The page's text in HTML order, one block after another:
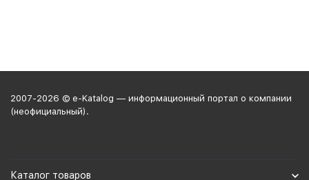
2007-2026 © e-Katalog — информационный портал о компании
(неофициальный).
Каталог товаров